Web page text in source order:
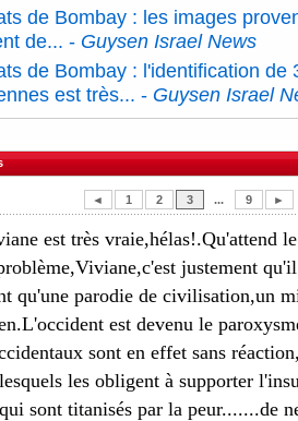
de Bombay : les images
de... - Guysen Israel News
de Bombay : l'identification de
est très... - Guysen Israel
◄ 1 2 3 ... 9 ►
est très vraie,hélas!.Qu'attend
justement
qu'une parodie de civilisation,un
est devenu le
sont en effet sans
les obligent à supporter
sont titanisés par la peur.......de